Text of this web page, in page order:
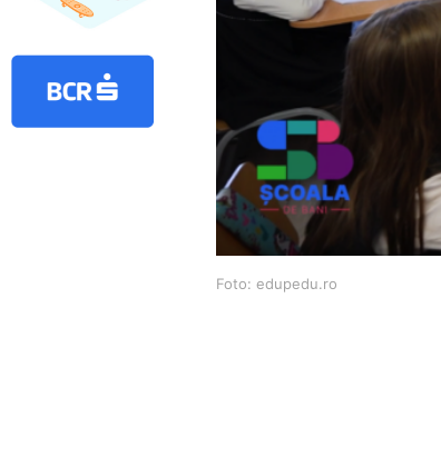
Foto: edupedu.ro